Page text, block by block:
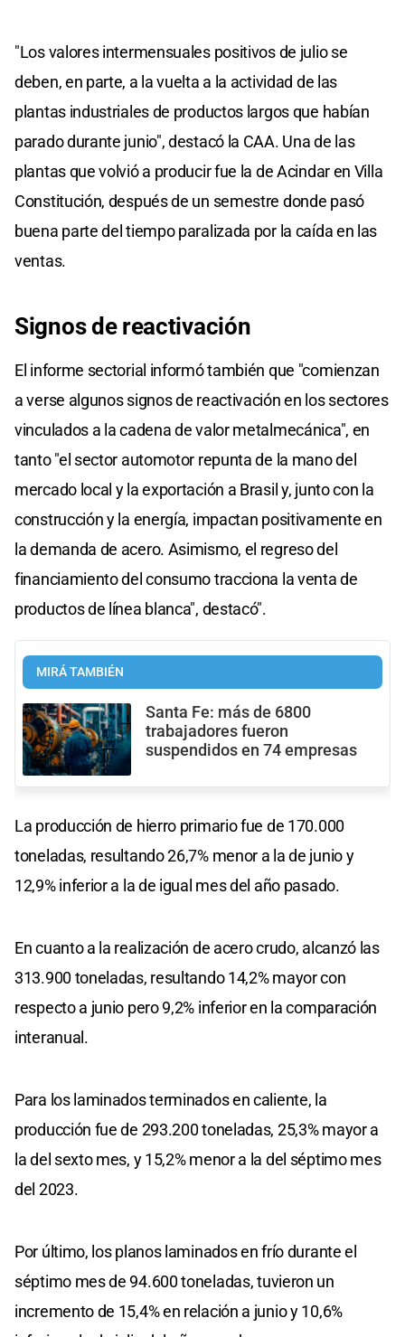
"Los valores intermensuales positivos de julio se
deben, en parte, a la vuelta a la actividad de las
plantas industriales de productos largos que habían
parado durante junio", destacó la CAA. Una de las
plantas que volvió a producir fue la de Acindar en Villa
Constitución, después de un semestre donde pasó
buena parte del tiempo paralizada por la caída en las
ventas.
Signos de reactivación
El informe sectorial informó también que "comienzan
a verse algunos signos de reactivación en los sectores
vinculados a la cadena de valor metalmecánica", en
tanto "el sector automotor repunta de la mano del
mercado local y la exportación a Brasil y, junto con la
construcción y la energía, impactan positivamente en
la demanda de acero. Asimismo, el regreso del
financiamiento del consumo tracciona la venta de
productos de línea blanca", destacó".
MIRÁ TAMBIÉN
Santa Fe: más de 6800
trabajadores fueron
suspendidos en 74 empresas
La producción de hierro primario fue de 170.000
toneladas, resultando 26,7% menor a la de junio y
12,9% inferior a la de igual mes del año pasado.
En cuanto a la realización de acero crudo, alcanzó las
313.900 toneladas, resultando 14,2% mayor con
respecto a junio pero 9,2% inferior en la comparación
interanual.
Para los laminados terminados en caliente, la
producción fue de 293.200 toneladas, 25,3% mayor a
la del sexto mes, y 15,2% menor a la del séptimo mes
del 2023.
Por último, los planos laminados en frío durante el
séptimo mes de 94.600 toneladas, tuvieron un
incremento de 15,4% en relación a junio y 10,6%